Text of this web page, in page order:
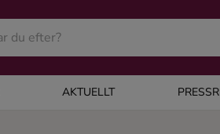
AKTUELLT